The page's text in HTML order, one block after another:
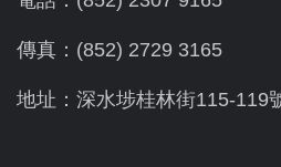
傳真：(852) 2729 3165
地址：深水埗桂林街115-119